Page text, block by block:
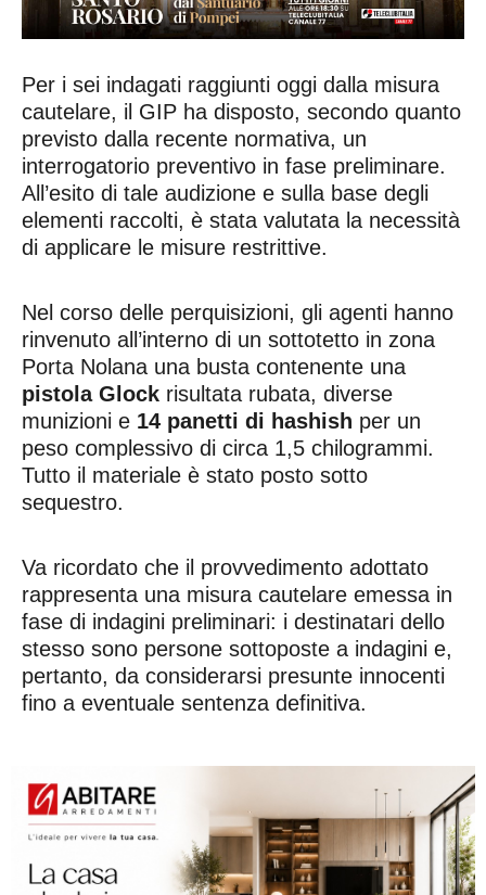
Per i sei indagati raggiunti oggi dalla misura
cautelare, il GIP ha disposto, secondo quanto
previsto dalla recente normativa, un
interrogatorio preventivo in fase preliminare.
All’esito di tale audizione e sulla base degli
elementi raccolti, è stata valutata la necessità
di applicare le misure restrittive.
Nel corso delle perquisizioni, gli agenti hanno
rinvenuto all’interno di un sottotetto in zona
Porta Nolana una busta contenente una
pistola Glock risultata rubata, diverse
munizioni e 14 panetti di hashish per un
peso complessivo di circa 1,5 chilogrammi.
Tutto il materiale è stato posto sotto
sequestro.
Va ricordato che il provvedimento adottato
rappresenta una misura cautelare emessa in
fase di indagini preliminari: i destinatari dello
stesso sono persone sottoposte a indagini e,
pertanto, da considerarsi presunte innocenti
fino a eventuale sentenza definitiva.